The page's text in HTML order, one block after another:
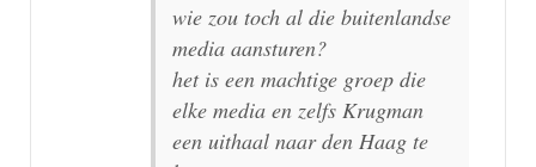
wie zou toch al die buitenlandse
media aansturen?
het is een machtige groep die
elke media en zelfs Krugman
een uithaal naar den Haag te